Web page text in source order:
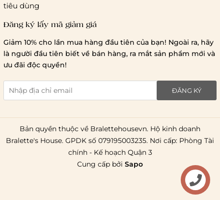
Lưu ý chung về chính sách vận chuyển
1 triệu đồng
giao hàng trong ngày
giao hàng tiêu chuẩn
miễn phí ship
toàn quốc.
tiêu dùng
Đăng ký lấy mã giảm giá
Giảm 10% cho lần mua hàng đầu tiên của bạn! Ngoài ra, hãy
là người đầu tiên biết về bán hàng, ra mắt sản phẩm mới và
ưu đãi độc quyền!
ĐĂNG KÝ
Bản quyền thuộc về Bralettehousevn. Hộ kinh doanh
Bralette's House. GPDK số 079195003235. Nơi cấp: Phòng Tài
chính - Kế hoạch Quận 3
Cung cấp bởi Sapo
Liên hệ